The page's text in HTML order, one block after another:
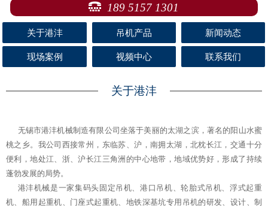
189 5157 1301
关于港沣 吊机产品 新闻动态
现场案例 视频中心 联系我们
关于港沣
无锡市港沣机械制造有限公司坐落于美丽的太湖之滨，著名的阳山水蜜
桃之乡。我公司西接常州，东临苏、沪，南拥太湖，北枕长江，交通十分
便利，地处江、浙、沪长江三角洲的中心地带，地域优势好，形成了持续
蓬勃发展的局势。
港沣机械是一家集码头固定吊机、港口吊机、轮胎式吊机、浮式起重
机、船用起重机、门座式起重机、地铁深基坑专用吊机的研发、设计、制